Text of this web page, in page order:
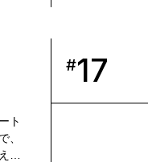
ト
、
し
#17